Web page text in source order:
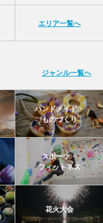
エリア一覧へ
ジャンル一覧へ
ハンドメイド・
ものづくり
スポーツ・
フィットネス
花火大会